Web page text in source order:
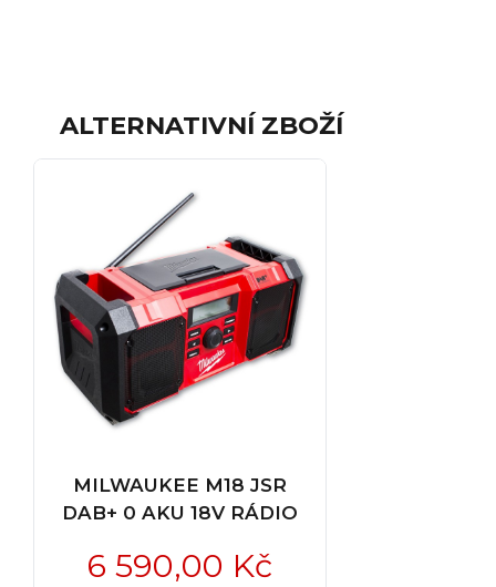
ALTERNATIVNÍ ZBOŽÍ
MILWAUKEE M18 JSR
DAB+ 0 AKU 18V RÁDIO
6 590,00 Kč